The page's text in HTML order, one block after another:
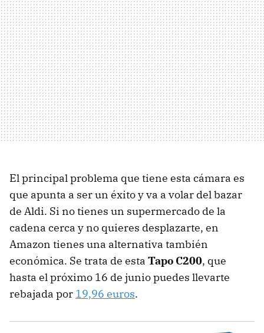
El principal problema que tiene esta cámara es
que apunta a ser un éxito y va a volar del bazar
de Aldi. Si no tienes un supermercado de la
cadena cerca y no quieres desplazarte, en
Amazon tienes una alternativa también
económica. Se trata de esta Tapo C200, que
hasta el próximo 16 de junio puedes llevarte
rebajada por 19,96 euros.